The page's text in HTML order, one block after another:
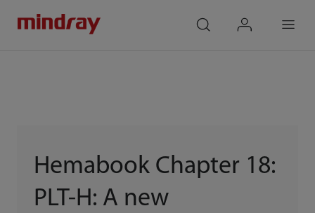
Hemabook Chapter 18:
PLT-H: A new